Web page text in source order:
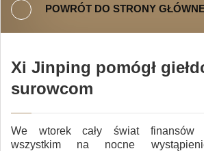
POWRÓT DO STRONY
Xi Jinping pomógł
surowcom
We wtorek cały świat finansów
wszystkim na nocne